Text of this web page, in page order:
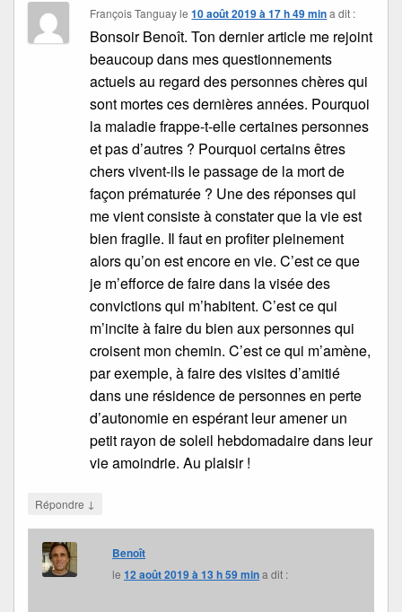
François Tanguayle10 août 2019 à 17 h 49 min a dit :
Bonsoir Benoît. Ton dernier article me rejoint
beaucoup dans mes questionnements
actuels au regard des personnes chères qui
sont mortes ces dernières années. Pourquoi
la maladie frappe-t-elle certaines personnes
et pas d’autres ? Pourquoi certains êtres
chers vivent-ils le passage de la mort de
façon prématurée ? Une des réponses qui
me vient consiste à constater que la vie est
bien fragile. Il faut en profiter pleinement
alors qu’on est encore en vie. C’est ce que
je m’efforce de faire dans la visée des
convictions qui m’habitent. C’est ce qui
m’incite à faire du bien aux personnes qui
croisent mon chemin. C’est ce qui m’amène,
par exemple, à faire des visites d’amitié
dans une résidence de personnes en perte
d’autonomie en espérant leur amener un
petit rayon de soleil hebdomadaire dans leur
vie amoindrie. Au plaisir !
Répondre ↓
Benoît
le12 août 2019 à 13 h 59 mina dit :